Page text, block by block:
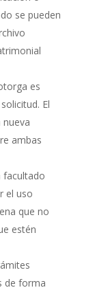
se pueden
es
El
ambas
facultado
el uso
que no
estén
de forma